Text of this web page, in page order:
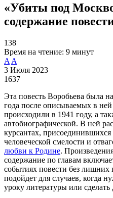
«Убиты под
содержание
138
Время на чтение: 9 минут
A A
3 Июля 2023
1637
Эта повесть Воробьева была
года после описываемых в
происходили в 1941 году, а
автобиографической. В ней
курсантах,
человеческой смелости и
любви к Родине.
содержание по главам
событиях повести без лишних
подойдет для случаев, когда
уроку литературы или сделать